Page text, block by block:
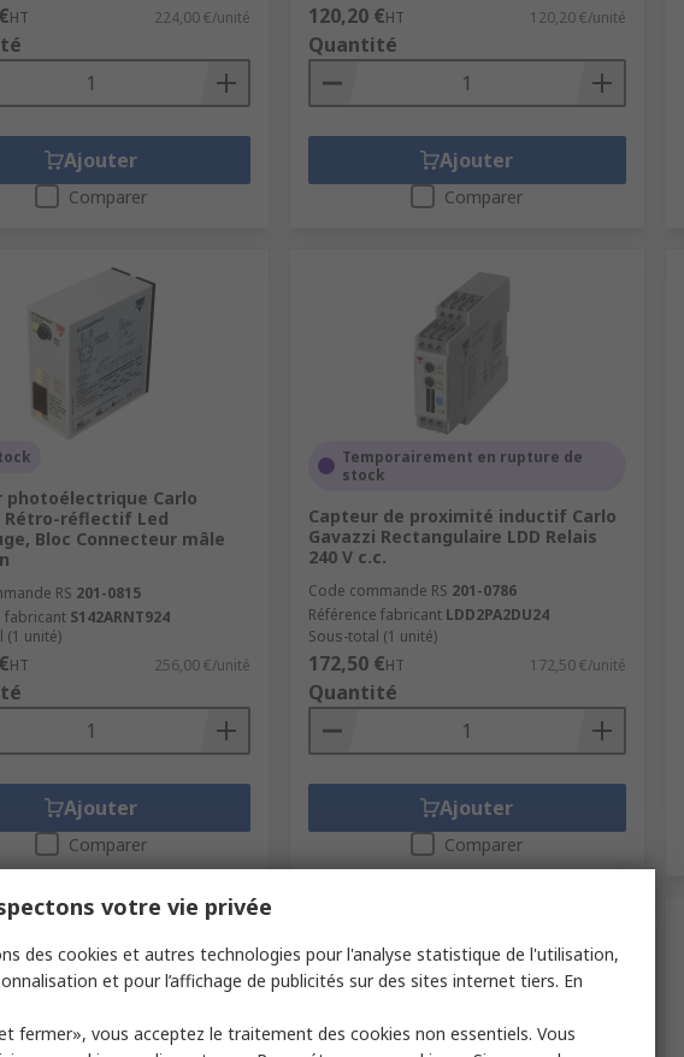
HT 224,00 €/unité
Ajouter
Comparer
120,20 €HT 120,20 €/unité
Quantité
Ajouter
Comparer
photoélectrique Carlo
Rétro-réflectif Led
Bloc Connecteur mâle
RS 201-0815
fabricant S142ARNT924
(1 unité)
HT 256,00 €/unité
Ajouter
Comparer
Temporairement en rupture de
stock
Capteur de proximité inductif Carlo
Gavazzi Rectangulaire LDD Relais
240 V c.c.
Code commande RS 201-0786
Référence fabricant LDD2PA2DU24
Sous-total (1 unité)
172,50 €HT 172,50 €/unité
Quantité
Ajouter
Comparer
votre vie privée
des cookies et autres technologies pour l'analyse statistique de l'utilisation,
et pour l’affichage de publicités sur des sites internet tiers. En
fermer», vous acceptez le traitement des cookies non essentiels. Vous